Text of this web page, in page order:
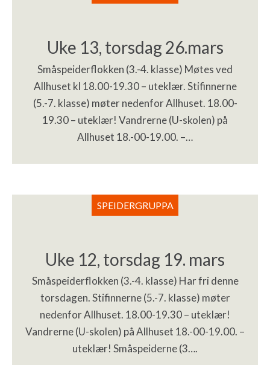
Uke 13, torsdag 26.mars
Småspeiderflokken (3.-4. klasse) Møtes ved
Allhuset kl 18.00-19.30 – uteklær. Stifinnerne
(5.-7. klasse) møter nedenfor Allhuset. 18.00-
19.30 – uteklær! Vandrerne (U-skolen) på
Allhuset 18.-00-19.00. –…
Uke 12, torsdag 19. mars
Småspeiderflokken (3.-4. klasse) Har fri denne
torsdagen. Stifinnerne (5.-7. klasse) møter
nedenfor Allhuset. 18.00-19.30 – uteklær!
Vandrerne (U-skolen) på Allhuset 18.-00-19.00. –
uteklær! Småspeiderne (3….
SPEIDERGRUPPA